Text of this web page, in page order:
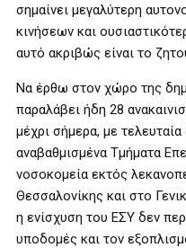
σημαίνει μεγαλύτερη
κινήσεων και
αυτό ακριβώς είναι το
Να έρθω στον χώρο της
παραλάβει ήδη 28
μέχρι σήμερα, με
αναβαθμισμένα Τμήματα
νοσοκομεία εκτός
Θεσσαλονίκης και στο
η ενίσχυση του ΕΣΥ δεν
υποδομές και τον